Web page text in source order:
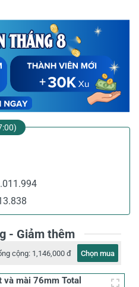
- Giảm thêm
cộng: 1,146,000 đ Chọn mua
và mài 76mm Total